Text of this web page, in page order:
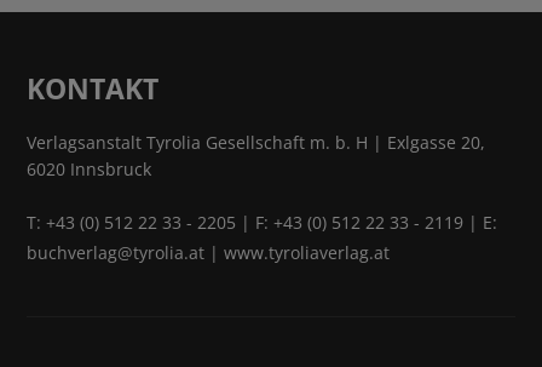
KONTAKT
Verlagsanstalt Tyrolia Gesellschaft m. b. H | Exlgasse 20,
6020 Innsbruck
T:+43 (0) 512 22 33 - 2205 | F: +43 (0) 512 22 33 - 2119 | E:
buchverlag@tyrolia.at |www.tyroliaverlag.at